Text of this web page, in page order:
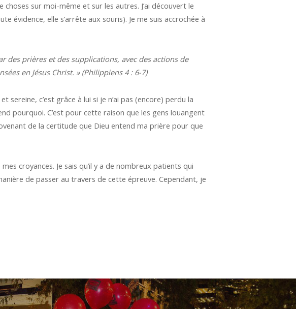
sur moi-même et sur les autres. J’ai découvert le
évidence, elle s’arrête aux souris). Je me suis accrochée à
des prières et des supplications, avec des actions de
en Jésus Christ. » (Philippiens 4 : 6-7)
sereine, c’est grâce à lui si je n’ai pas (encore) perdu la
pourquoi. C’est pour cette raison que les gens louangent
de la certitude que Dieu entend ma prière pour que
croyances. Je sais qu’il y a de nombreux patients qui
de passer au travers de cette épreuve. Cependant, je